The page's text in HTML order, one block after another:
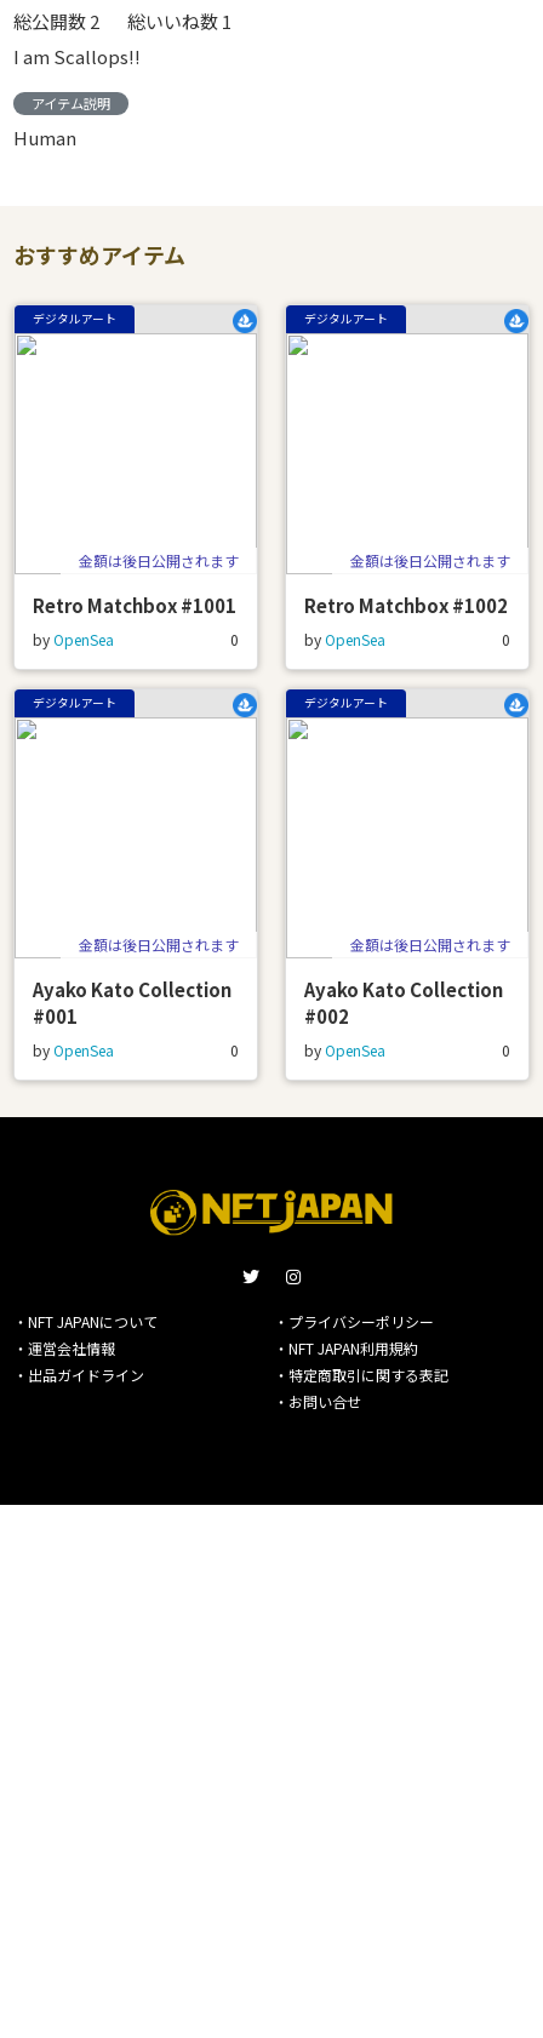
総公開数 2
総いいね数 1
I am Scallops!!
アイテム説明
Human
おすすめアイテム
デジタルアート
金額は後日公開されます
Retro Matchbox #1001
byOpenSea 0
デジタルアート
金額は後日公開されます
Retro Matchbox #1002
byOpenSea 0
デジタルアート
金額は後日公開されます
Ayako Kato Collection
#001
byOpenSea 0
デジタルアート
金額は後日公開されます
Ayako Kato Collection
#002
byOpenSea 0
・NFT JAPANについて
・運営会社情報
・出品ガイドライン
・プライバシーポリシー
・NFT JAPAN利用規約
・特定商取引に関する表記
・お問い合せ